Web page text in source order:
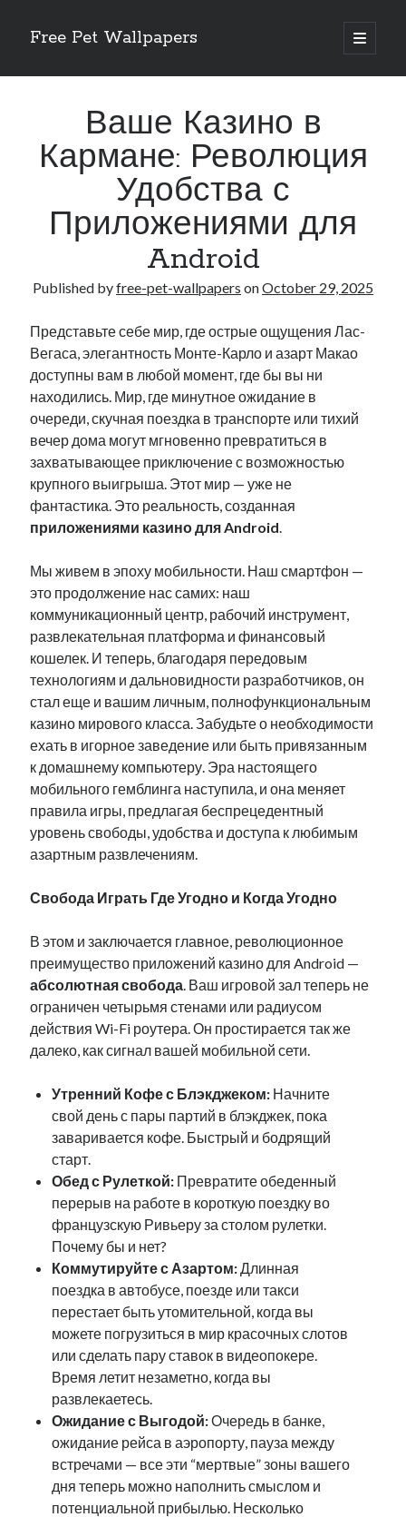
Free Pet Wallpapers
open
primary
Sidebar
The Foundation of Longevity Through Proactive Preventive Veterinary
Comprehensive Care Strategies for Geriatric Pet Wellness
The Critical Role of Precision Nutrition in Canine Metabolic Health
Modern Strategies for Pet Anxiety Management and Emotional Stability
Recent Comments
Archives
April 2026
March 2026
January 2026
November 2025
October 2025
January 2025
December 2024
June 2024
May 2024
November 2023
October 2023
May 2023
June 2022
January 2021
December 2020
November 2020
September 2020
July 2020
June 2020
May 2020
April 2020
January 2020
September 2019
July 2019
June 2019
May 2019
January 2019
December 2018
November 2018
October 2018
September 2018
August 2018
July 2018
May 2018
April 2018
March 2018
February 2018
January 2018
December 2017
November 2017
September 2017
August 2017
Ваше Казино в
Кармане: Революция
Удобства с
Приложениями для
Android
Published byfree-pet-wallpapers onOctober 29, 2025
Представьте себе мир, где острые ощущения Лас-
Вегаса, элегантность Монте-Карло и азарт Макао
доступны вам в любой момент, где бы вы ни
находились. Мир, где минутное ожидание в
очереди, скучная поездка в транспорте или тихий
вечер дома могут мгновенно превратиться в
захватывающее приключение с возможностью
крупного выигрыша. Этот мир — уже не
фантастика. Это реальность, созданная
приложениями казино для Android.
Мы живем в эпоху мобильности. Наш смартфон —
это продолжение нас самих: наш
коммуникационный центр, рабочий инструмент,
развлекательная платформа и финансовый
кошелек. И теперь, благодаря передовым
технологиям и дальновидности разработчиков, он
стал еще и вашим личным, полнофункциональным
казино мирового класса. Забудьте о необходимости
ехать в игорное заведение или быть привязанным
к домашнему компьютеру. Эра настоящего
мобильного гемблинга наступила, и она меняет
правила игры, предлагая беспрецедентный
уровень свободы, удобства и доступа к любимым
азартным развлечениям.
Свобода Играть Где Угодно и Когда Угодно
В этом и заключается главное, революционное
преимущество приложений казино для Android —
абсолютная свобода. Ваш игровой зал теперь не
ограничен четырьмя стенами или радиусом
действия Wi-Fi роутера. Он простирается так же
далеко, как сигнал вашей мобильной сети.
Утренний Кофе с Блэкджеком: Начните
свой день с пары партий в блэкджек, пока
заваривается кофе. Быстрый и бодрящий
старт.
Обед с Рулеткой: Превратите обеденный
перерыв на работе в короткую поездку во
французскую Ривьеру за столом рулетки.
Почему бы и нет?
Коммутируйте с Азартом:Длинная
поездка в автобусе, поезде или такси
перестает быть утомительной, когда вы
можете погрузиться в мир красочных слотов
или сделать пару ставок в видеопокере.
Время летит незаметно, когда вы
развлекаетесь.
Ожидание с Выгодой:Очередь в банке,
ожидание рейса в аэропорту, пауза между
встречами — все эти “мертвые” зоны вашего
дня теперь можно наполнить смыслом и
потенциальной прибылью. Несколько